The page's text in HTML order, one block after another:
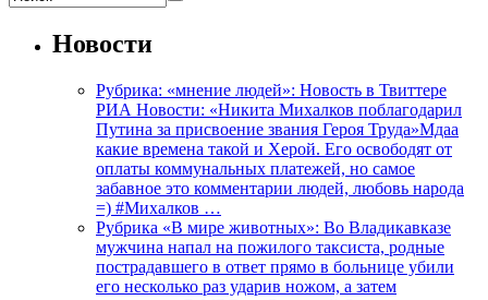
Новости
Рубрика: «мнение людей»: Новость в Твиттере
РИА Новости: «Никита Михалков поблагодарил
Путина за присвоение звания Героя Труда»Мдаа
какие времена такой и Херой. Его освободят от
оплаты коммунальных платежей, но самое
забавное это комментарии людей, любовь народа
=) #Михалков …
Рубрика «В мире животных»: Во Владикавказе
мужчина напал на пожилого таксиста, родные
пострадавшего в ответ прямо в больнице убили
его несколько раз ударив ножом, а затем